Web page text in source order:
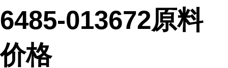
6485-013672原料
价格